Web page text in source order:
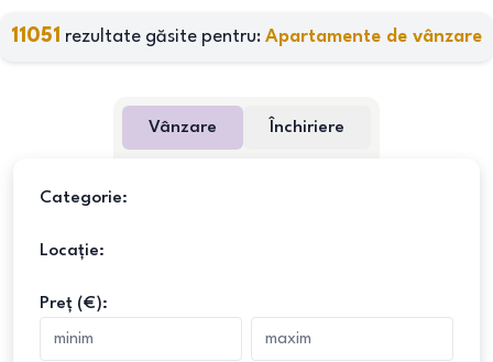
11051 rezultate găsite pentru: Apartamente de vânzare
Vânzare Închiriere
Categorie:
Locație:
Preț (€):